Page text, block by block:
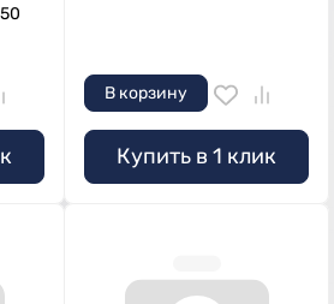
В корзину
Купить в 1 клик